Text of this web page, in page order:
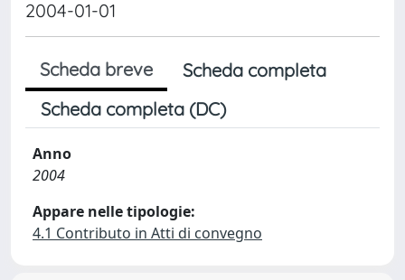
2004-01-01
Scheda breve
Scheda completa
Scheda completa (DC)
Anno
2004
Appare nelle tipologie:
4.1 Contributo in Atti di convegno